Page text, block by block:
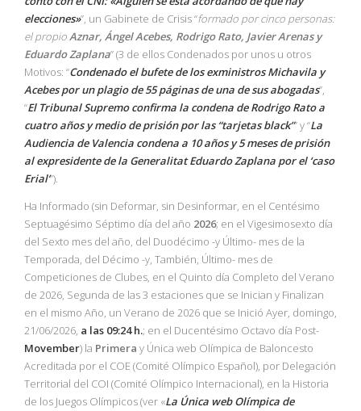
elecciones»”, un Gabinete de Crisis “formado por cinco personas:
el propioAznar, Ángel Acebes, Rodrigo Rato, Javier Arenas y
Eduardo Zaplana” (3 de ellos Condenados por unos u otros
Motivos: “Condenado el bufete de los exministros Michavila y
Acebes por un plagio de 55 páginas de una de sus abogadas”,
“El Tribunal Supremo confirma la condena de Rodrigo Rato a
cuatro años y medio de prisión por las “tarjetas black”” y “La
Audiencia de Valencia condena a 10 años y 5 meses de prisión
al expresidente de la Generalitat Eduardo Zaplana por el ‘caso
Erial’”).
Ha Informado (sin Deformar, sin Desinformar, en el Centésimo
Septuagésimo Séptimo día del año 2026; en el Vigesimosexto día
del Sexto mes del año, del Duodécimo -y Último- mes de la
Temporada, del Décimo -y, También, Último- mes de
Competiciones de Clubes, en el Quinto día Completo del Verano
de 2026, Segunda de las 3 estaciones que se Inician y Finalizan
en el mismo Año, un Verano de 2026 que se Inició Ayer, domingo,
21/06/2026, a las 09:24 h.; en el Ducentésimo Octavo día Post-
Movember) la Primera y Única web Olímpica de Baloncesto
Acreditada por el COE (Comité Olímpico Español), por Delegación
Territorial del COI (Comité Olímpico Internacional), en la Historia
de los Juegos Olímpicos (ver «La Única web Olímpica de